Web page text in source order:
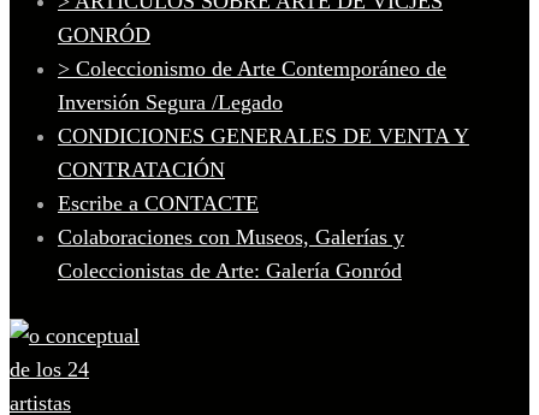
GONRÓD
> Coleccionismo de Arte Contemporáneo de
Inversión Segura /Legado
CONDICIONES GENERALES DE VENTA Y
CONTRATACIÓN
Escribe a CONTACTE
Colaboraciones con Museos, Galerías y
Coleccionistas de Arte: Galería Gonród